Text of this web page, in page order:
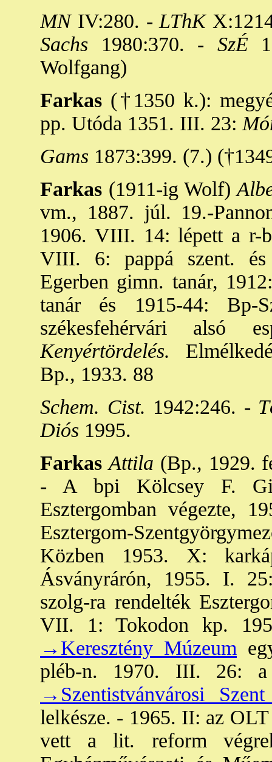
MNIV:280. - LThK
Sachs 1980:370. - SzÉ
Wolfgang)
Farkas (†1350 k.):
pp. Utóda 1351. III. 23:
Gams 1873:399. (7.)
Farkas (1911-ig Wolf)
vm., 1887. júl. 19.-
1906. VIII. 14: lépett a r-
VIII. 6: pappá szent. és
Egerben gimn. tanár,
tanár és 1915-44: Bp-
székesfehérvári alsó
Kenyértördelés.
Bp., 1933. 88
Schem. Cist. 1942:246. -
Diós 1995.
FarkasAttila (Bp., 1929.
- A bpi Kölcsey F.
Esztergomban végezte,
Esztergom-
Közben 1953. X:
Ásványrárón, 1955. I.
szolg-ra rendelték
VII. 1: Tokodon kp.
→Keresztény Múzeum
pléb-n. 1970. III. 26:
→Szentistvánvárosi
lelkésze. - 1965. II: az
vett a lit. reform